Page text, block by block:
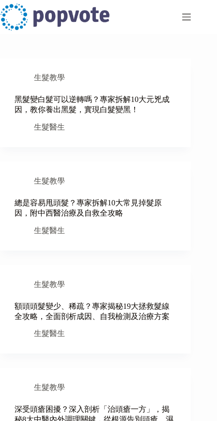
Skip
to
content
生髮教學
黑髮變白髮可以逆轉嗎？專家拆解10大元兇成
因，教你養出黑髮，實現白髮變黑！
生髮醫生
生髮教學
總是容易甩頭髮？專家拆解10大常見掉髮原
因，附中西醫治療及自救全攻略
生髮醫生
生髮教學
額頭頭髮變少、稀疏？專家揭秘19大拯救髮線
全攻略，全面剖析成因、自我檢測及治療方案
生髮醫生
生髮教學
深受頭瘡困擾？深入剖析「治頭瘡一方」，揭